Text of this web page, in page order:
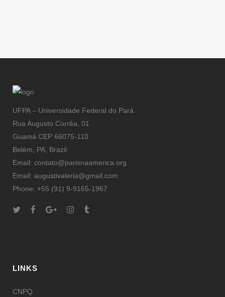
UFPA – Universidade Federal do Pará
Rua Augusto Corrêa, 01
Guamá CEP 66075-110
Belém, PA, Brazil
Email: contato@parisnaamerica.org
Email: augustivaleria@gmail.com
Phone: +55 (91) 9-9165-1967
LINKS
CNPQ